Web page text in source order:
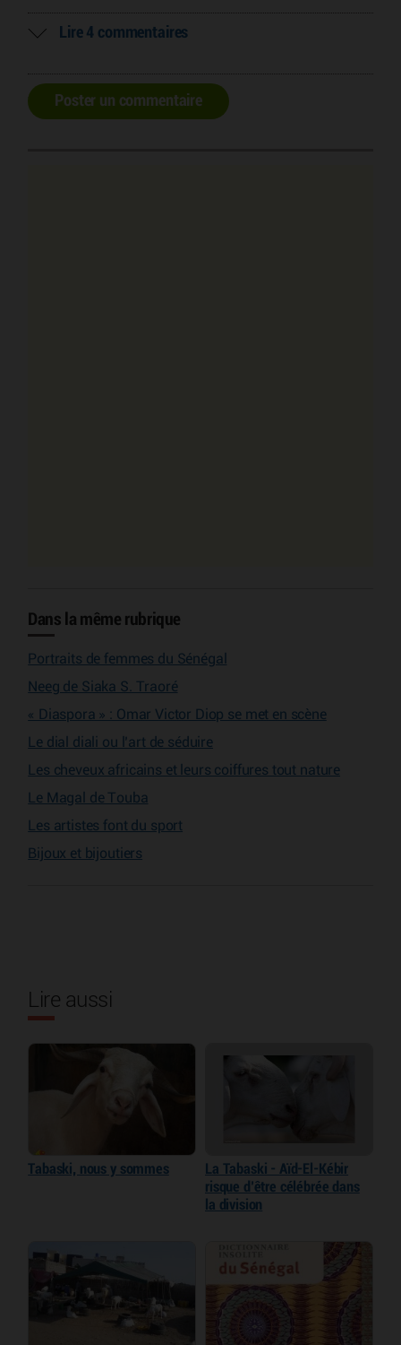
Lire 4 commentaires
Poster un commentaire
Dans la même rubrique
Portraits de femmes du Sénégal
Neeg de Siaka S. Traoré
« Diaspora » : Omar Victor Diop se met en scène
Le dial diali ou l’art de séduire
Les cheveux africains et leurs coiffures tout nature
Le Magal de Touba
Les artistes font du sport
Bijoux et bijoutiers
Lire aussi
Tabaski, nous y sommes
La Tabaski - Aïd-El-Kébir
risque d’être célébrée dans
la division